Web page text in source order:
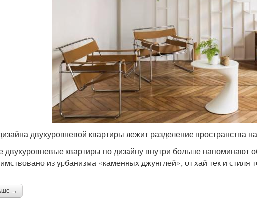
двухуровневой квартиры лежит разделение пространства
двухуровневые квартиры по дизайну внутри больше напоминают
из урбанизма «каменных джунглей», от хай тек и стиля
→